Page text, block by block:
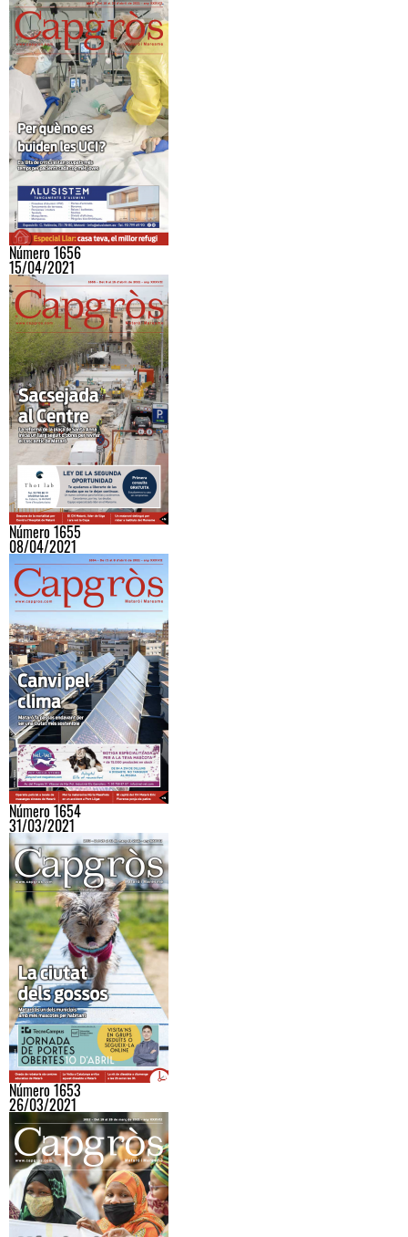
Número 1656
15/04/2021
Número 1655
08/04/2021
Número 1654
31/03/2021
Número 1653
26/03/2021